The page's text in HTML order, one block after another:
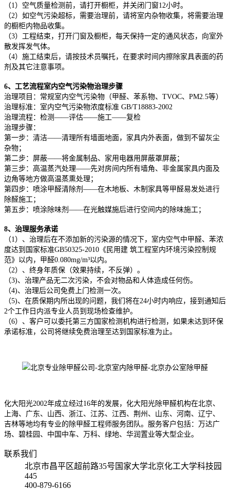
（1）空气质量检测前，请打开橱柜，并关闭门窗12小时。
（2）如空气污染超标，需要治理前，请将室内杂物收集，将需要治理
的橱柜内物品收集。
（3）工程结束，打开门窗及橱柜，每天保持一定的通风状态，向室外
散发挥发气体。
（4）施工结束后，请按技术员嘱托，在要求时间内擦除家具表面的药
剂及其它注意事项。
6、工艺流程室内空气污染物治理步骤
治理项目：常规室内空气污染物（甲醛、苯系物、TVOC、PM2.5等）
治理标准：室内空气污染物浓度标准 GB/T18883-2002
治理流程：检测——评估——施工——复检
治理步骤：
第一步：清洁——清理所有墙面地面，家具内外表面，做到不留灰尘
杂物；
第二步：屏蔽——将金属制品、家用电器用屏蔽罩屏蔽；
第三步：高温蒸汽处理——先对房间内所有墙角、非金属家具内面及
边角等地方做高温蒸熏处理；
第四步：喷涂甲醛清除剂——在木地板、木制家具等甲醛易发处进行
除醛施工；
第五步：喷涂除味剂——在光触媒施后进行空间内的除味施工；
8、治理服务承诺
（1）、治理后在不添加新的污染源的情况下，室内空气中甲醛、苯浓
度达到国家标准GB50325-2010《民用建 筑工程室内环境污染控制规
范》以内，甲醛0.080mg/m³以内。
（2）、终身年质保（效果持续，不反弹）。
（3)、治理产品无二次污染，不会对物品和人体造成任何伤。
（4)、治理后公司免费上门检测一次。
（5)、在质保期内所出现的问题，我们将在24小时内响应，接到通知后
2个工作日内派专业人员到现场检查维护。
（6）、客户可以委托第三方国家检测机构进行检测，如果未达到环保
承诺标准，公司将继续免费治理至达到国家标准为止。
化大阳光2002年成立经过16年的发展，化大阳光除甲醛机构在北京、
上海、广东、山西、浙江、江苏、江西、荆州、山东、河南、辽宁、
吉林等地均有专业的除甲醛工程师服务团队。服务客户包括：万达广
场、碧桂园、中国中车、万科、绿地、华润置业等大型企业。
联系我们
北京市昌平区超前路35号国家大学北京化工大学科技园
445
400-879-6166